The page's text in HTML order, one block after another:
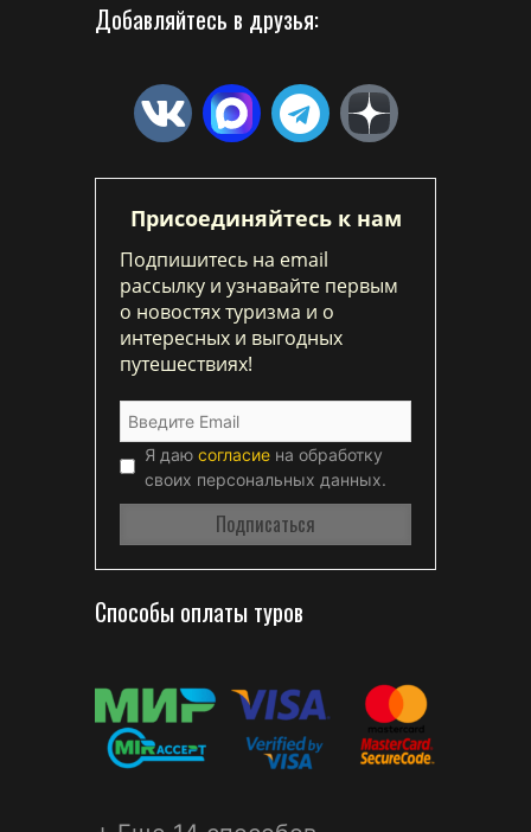
Добавляйтесь в друзья:
Присоединяйтесь к нам
Подпишитесь на email
рассылку и узнавайте первым
о новостях туризма и о
интересных и выгодных
путешествиях!
Я даю согласие на обработку
своих персональных данных.
Способы оплаты туров